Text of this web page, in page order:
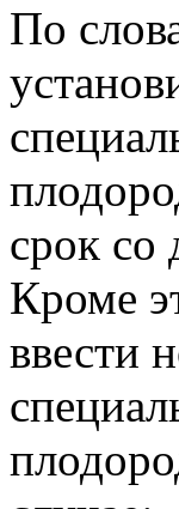
По
срок со
Кроме
ввести